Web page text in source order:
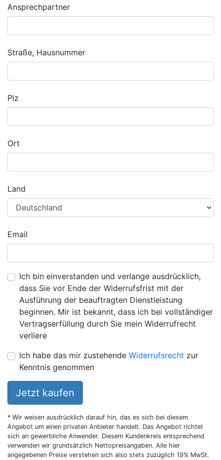
Ansprechpartner
Straße, Hausnummer
Plz
Ort
Land
Email
Ich bin einverstanden und verlange ausdrücklich,
dass Sie vor Ende der Widerrufsfrist mit der
Ausführung der beauftragten Dienstleistung
beginnen. Mir ist bekannt, dass ich bei vollständiger
Vertragserfüllung durch Sie mein Widerrufrecht
verliere
Ich habe das mir zustehende Widerrufsrecht zur
Kenntnis genommen
Jetzt kaufen
* Wir weisen ausdrücklich darauf hin, das es sich bei diesem
Angebot um einen privaten Anbieter handelt. Das Angebot richtet
sich an gewerbliche Anwender. Diesem Kundenkreis entsprechend
verwenden wir grundsätzlich Nettopreisangaben. Alle hier
angegebenen Preise verstehen sich also stets zuzüglich 19% MwSt.